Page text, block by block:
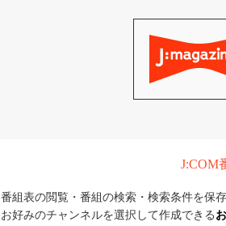
J:COM
番組表の閲覧・番組の検索・検索条件を保
お好みのチャンネルを選択して作成できる